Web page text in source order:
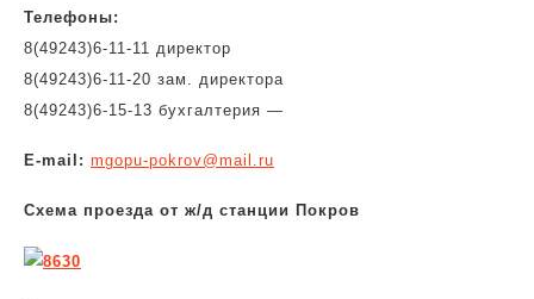
Телефоны:
8(49243)6-11-11 директор
8(49243)6-11-20 зам. директора
8(49243)6-15-13 бухгалтерия —
E-mail: mgopu-pokrov@mail.ru
Схема проезда от ж/д станции Покров